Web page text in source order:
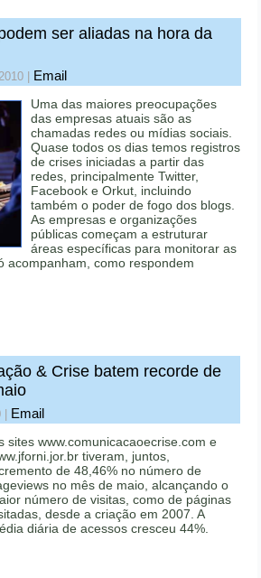
ser aliadas na hora da
Email
Uma das maiores preocupações
das empresas atuais são as
chamadas redes ou mídias sociais.
Quase todos os dias temos registros
de crises iniciadas a partir das
redes, principalmente Twitter,
Facebook e Orkut, incluindo
também o poder de fogo dos blogs.
As empresas e organizações
públicas começam a estruturar
áreas específicas para monitorar as
acompanham, como respondem
& Crise batem recorde de
Email
sites www.comunicacaoecrise.com e
tiveram, juntos,
de 48,46% no número de
no mês de maio, alcançando o
número de visitas, como de páginas
desde a criação em 2007. A
diária de acessos cresceu 44%.